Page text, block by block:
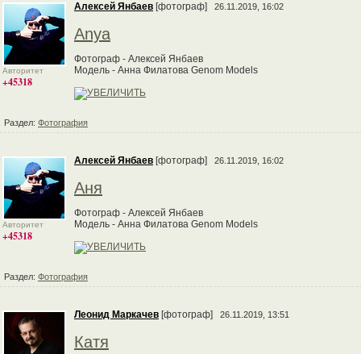
Авторитет
+45318
Алексей Янбаев [фотограф] 26.11.2019, 16:02
Anya
Фотограф - Алексей Янбаев
Модель - Анна Филатова Genom Models
Раздел: Фотография
Авторитет
+45318
Алексей Янбаев [фотограф] 26.11.2019, 16:02
Аня
Фотограф - Алексей Янбаев
Модель - Анна Филатова Genom Models
Раздел: Фотография
Леонид Маркачев [фотограф] 26.11.2019, 13:51
Катя